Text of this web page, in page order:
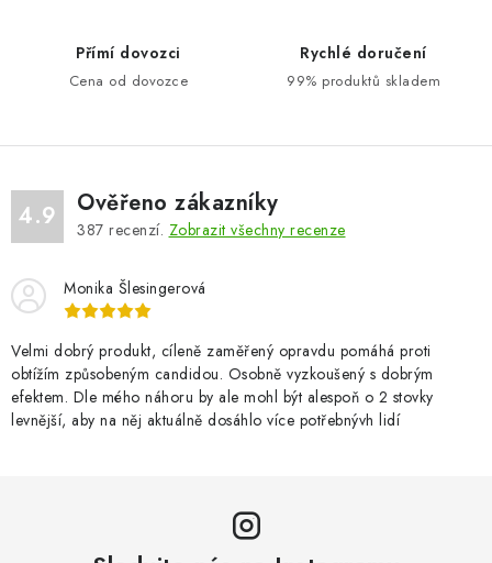
Přímí dovozci
Cena od dovozce
Rychlé doručení
99% produktů skladem
4.9 Ověřeno zákazníky
387 recenzí. Zobrazit všechny recenze
Monika Šlesingerová
Velmi dobrý produkt, cíleně zaměřený opravdu pomáhá proti
obtížím způsobeným candidou. Osobně vyzkoušený s dobrým
efektem. Dle mého náhoru by ale mohl být alespoň o 2 stovky
levnější, aby na něj aktuálně dosáhlo více potřebnývh lidí